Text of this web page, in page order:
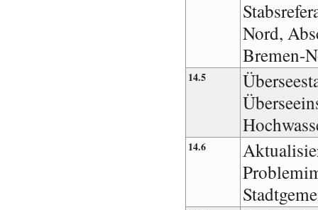
Nord,
Bremen-
14.5
14.6